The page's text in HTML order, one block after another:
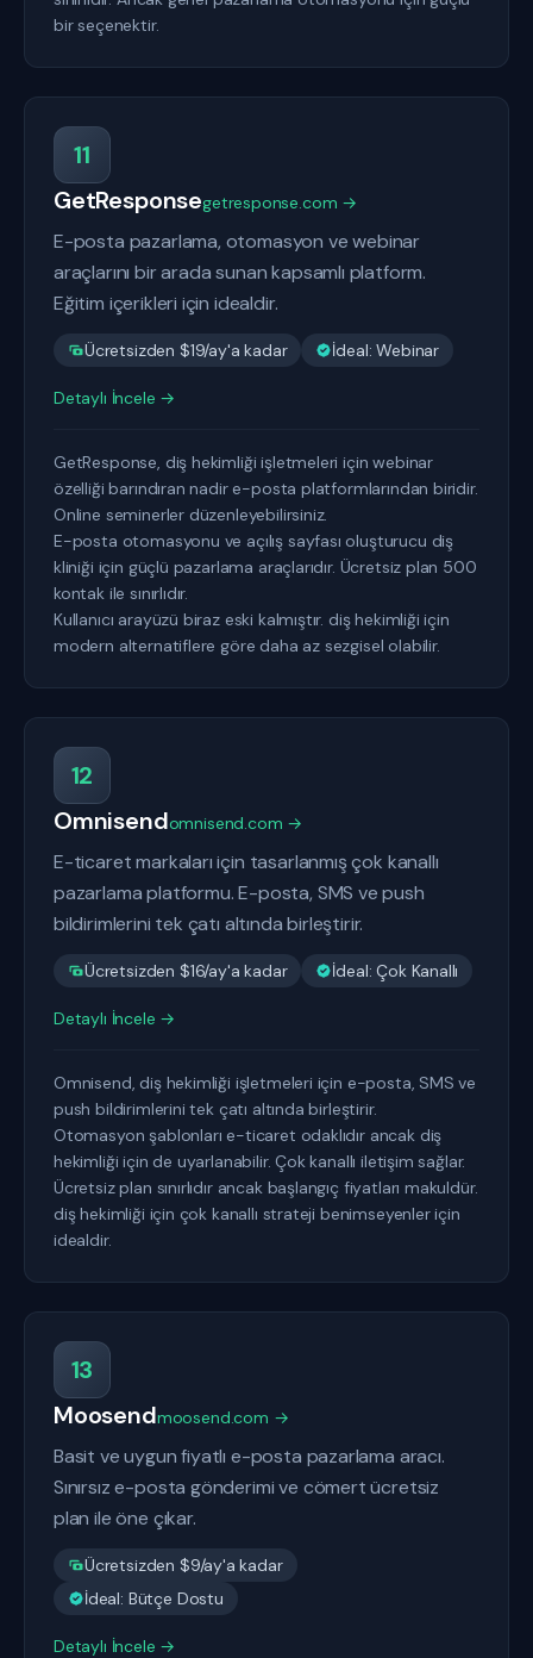
bir seçenektir.
11
GetResponsegetresponse.com →
E-posta pazarlama, otomasyon ve webinar
araçlarını bir arada sunan kapsamlı platform.
Eğitim içerikleri için idealdir.
Ücretsizden $19/ay'a kadar İdeal: Webinar
Detaylı İncele →
GetResponse, diş hekimliği işletmeleri için webinar
özelliği barındıran nadir e-posta platformlarından biridir.
Online seminerler düzenleyebilirsiniz.
E-posta otomasyonu ve açılış sayfası oluşturucu diş
kliniği için güçlü pazarlama araçlarıdır. Ücretsiz plan 500
kontak ile sınırlıdır.
Kullanıcı arayüzü biraz eski kalmıştır. diş hekimliği için
modern alternatiflere göre daha az sezgisel olabilir.
12
Omnisendomnisend.com →
E-ticaret markaları için tasarlanmış çok kanallı
pazarlama platformu. E-posta, SMS ve push
bildirimlerini tek çatı altında birleştirir.
Ücretsizden $16/ay'a kadar İdeal: Çok Kanallı
Detaylı İncele →
Omnisend, diş hekimliği işletmeleri için e-posta, SMS ve
push bildirimlerini tek çatı altında birleştirir.
Otomasyon şablonları e-ticaret odaklıdır ancak diş
hekimliği için de uyarlanabilir. Çok kanallı iletişim sağlar.
Ücretsiz plan sınırlıdır ancak başlangıç fiyatları makuldür.
diş hekimliği için çok kanallı strateji benimseyenler için
idealdir.
13
Moosendmoosend.com →
Basit ve uygun fiyatlı e-posta pazarlama aracı.
Sınırsız e-posta gönderimi ve cömert ücretsiz
plan ile öne çıkar.
Ücretsizden $9/ay'a kadar
İdeal: Bütçe Dostu
Detaylı İncele →